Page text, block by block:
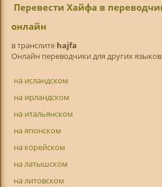
Перевести Хайфа в
онлайн
в транслитe hajfa
Онлайн переводчики для других
на исландском
на ирландском
на итальянском
на японском
на корейском
на латышском
на литовском